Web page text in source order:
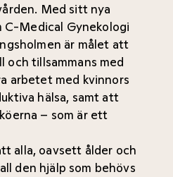
Med sitt nya
Medical Gynekologi
är målet att
och tillsammans med
arbetet med kvinnors
hälsa, samt att
– som är ett
alla, oavsett ålder och
den hjälp som behövs